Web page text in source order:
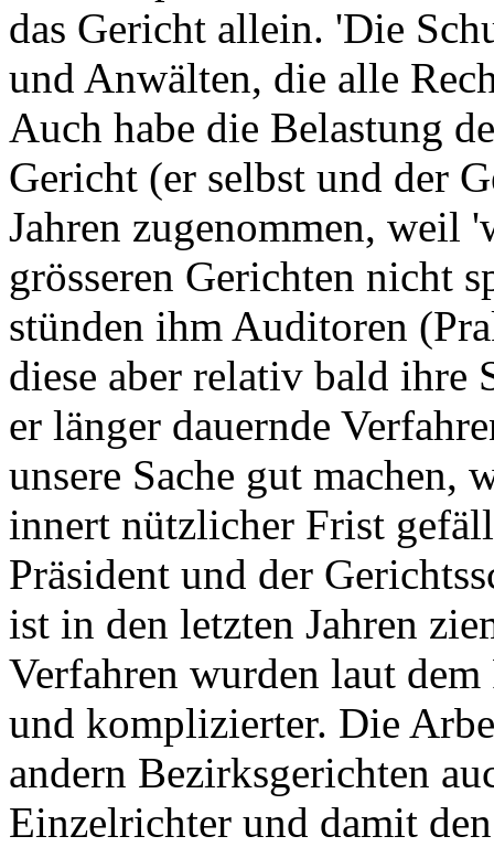
das Gericht allein. 'Die
und Anwälten, die alle
Auch habe die Belastung
Gericht (er selbst und der
Jahren zugenommen, weil
grösseren Gerichten nicht
stünden ihm Auditoren
diese aber relativ bald ihre
er länger dauernde
unsere Sache gut machen,
innert nützlicher Frist
Präsident und der
ist in den letzten Jahren
Verfahren wurden laut
und komplizierter. Die
andern Bezirksgerichten
Einzelrichter und damit